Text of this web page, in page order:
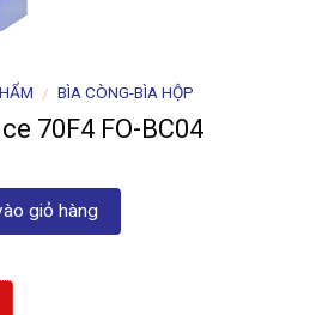
/ BÌA CÒNG-BÌA HỘP
70F4 FO-BC04
giỏ hàng